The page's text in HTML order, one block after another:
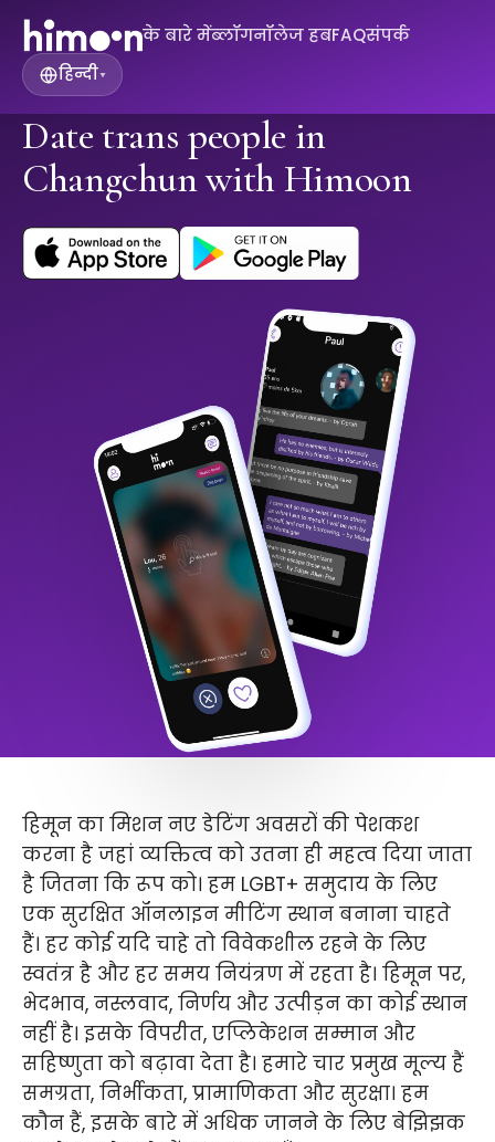
के बारे मेंब्लॉगनॉलेज हबFAQसंपर्क
हिन्दी▾
Date trans people in
Changchun with Himoon
हिमून का मिशन नए डेटिंग अवसरों की पेशकश
करना है जहां व्यक्तित्व को उतना ही महत्व दिया जाता
है जितना कि रूप को। हम LGBT+ समुदाय के लिए
एक सुरक्षित ऑनलाइन मीटिंग स्थान बनाना चाहते
हैं। हर कोई यदि चाहे तो विवेकशील रहने के लिए
स्वतंत्र है और हर समय नियंत्रण में रहता है। हिमून पर,
भेदभाव, नस्लवाद, निर्णय और उत्पीड़न का कोई स्थान
नहीं है। इसके विपरीत, एप्लिकेशन सम्मान और
सहिष्णुता को बढ़ावा देता है। हमारे चार प्रमुख मूल्य हैं
समग्रता, निर्भीकता, प्रामाणिकता और सुरक्षा। हम
कौन हैं, इसके बारे में अधिक जानने के लिए बेझिझक